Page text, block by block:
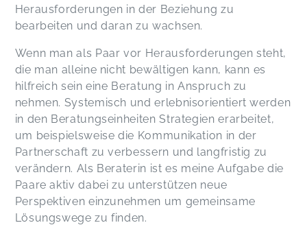
Herausforderungen in der Beziehung zu
bearbeiten und daran zu wachsen.
Wenn man als Paar vor Herausforderungen steht,
die man alleine nicht bewältigen kann, kann es
hilfreich sein eine Beratung in Anspruch zu
nehmen. Systemisch und erlebnisorientiert werden
in den Beratungseinheiten Strategien erarbeitet,
um beispielsweise die Kommunikation in der
Partnerschaft zu verbessern und langfristig zu
verändern. Als Beraterin ist es meine Aufgabe die
Paare aktiv dabei zu unterstützen neue
Perspektiven einzunehmen um gemeinsame
Lösungswege zu finden.